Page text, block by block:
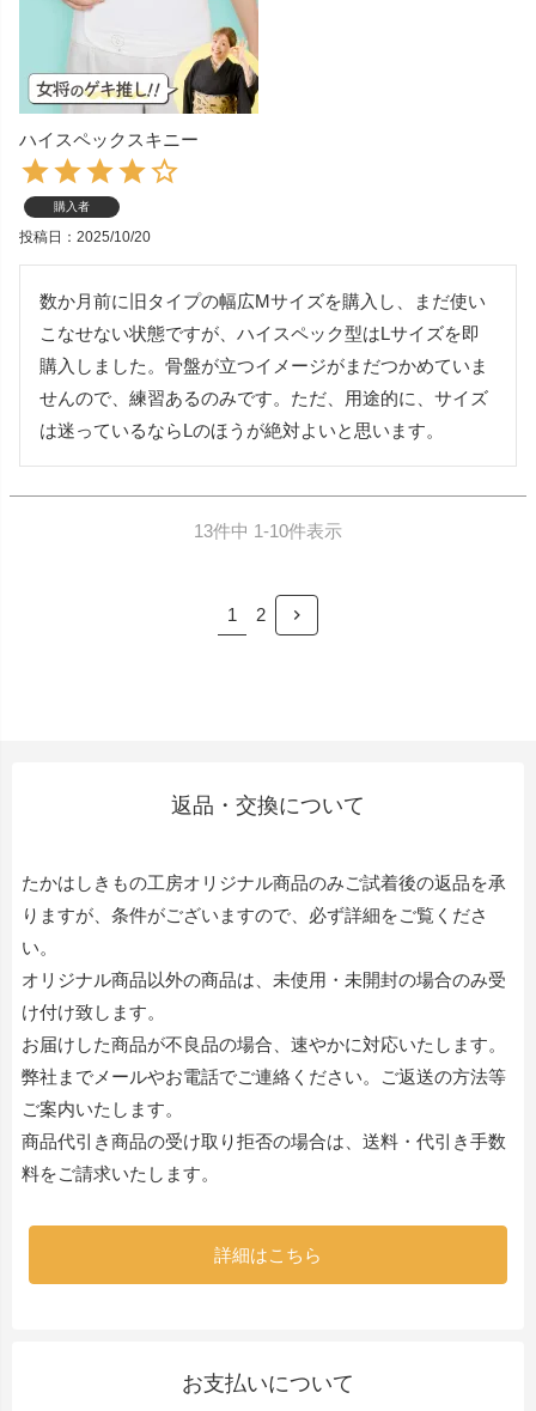
ハイスペックスキニー
購入者
投稿日 2025/10/20
数か月前に旧タイプの幅広Mサイズを購入し、まだ使い
こなせない状態ですが、ハイスペック型はLサイズを即
購入しました。骨盤が立つイメージがまだつかめていま
せんので、練習あるのみです。ただ、用途的に、サイズ
は迷っているならLのほうが絶対よいと思います。
13件中 1-10件表示
1 2
返品・交換について
たかはしきもの工房オリジナル商品のみご試着後の返品を承
りますが、条件がございますので、必ず詳細をご覧くださ
い。
オリジナル商品以外の商品は、未使用・未開封の場合のみ受
け付け致します。
お届けした商品が不良品の場合、速やかに対応いたします。
弊社までメールやお電話でご連絡ください。ご返送の方法等
ご案内いたします。
商品代引き商品の受け取り拒否の場合は、送料・代引き手数
料をご請求いたします。
詳細はこちら
お支払いについて